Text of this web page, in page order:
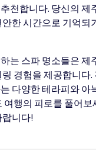
천합니다. 당신의 제
한 시간으로 기억되
는 스파 명소들은 제
경험을 제공합니다.
다양한 테라피와 아
여행의 피로를 풀어보
랍니다!